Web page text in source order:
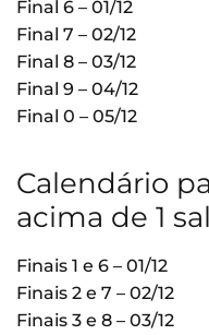
Final 6 – 01/12
Final 7 – 02/12
Final 8 – 03/12
Final 9 – 04/12
Final 0 – 05/12
Calendário
acima de 1
Finais 1 e 6 – 01/12
Finais 2 e 7 – 02/12
Finais 3 e 8 – 03/12